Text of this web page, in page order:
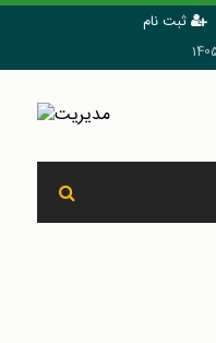
ثبت نام